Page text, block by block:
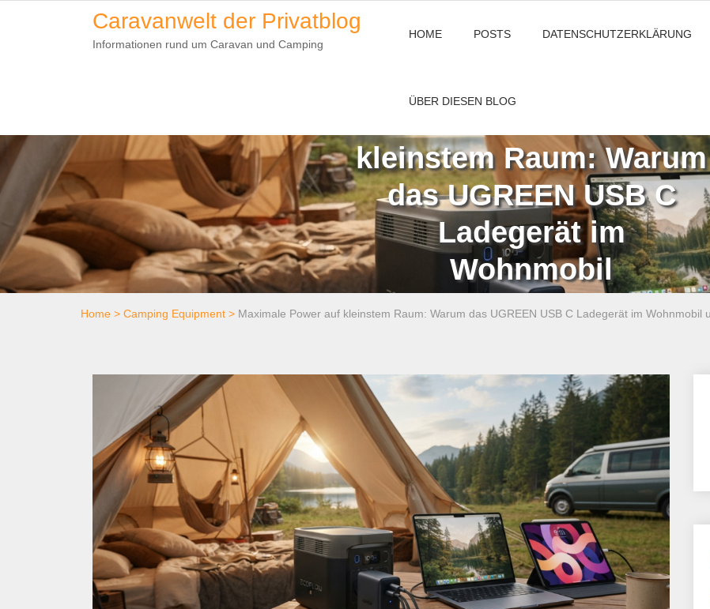
Caravanwelt der Privatblog
Informationen rund um Caravan und Camping
HOME POSTS DATENSCHUTZERKLÄRUNG
ÜBER DIESEN BLOG
kleinstem Raum: Warum
das UGREEN USB C
Ladegerät im
Wohnmobil
unverzichtbar ist
Home > Camping Equipment > Maximale Power auf kleinstem Raum: Warum das UGREEN USB C Ladegerät im Wohnmobil